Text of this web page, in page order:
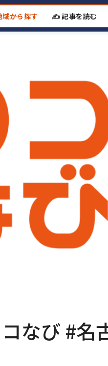
域から探す ✍️ 記事を読む
なび #名